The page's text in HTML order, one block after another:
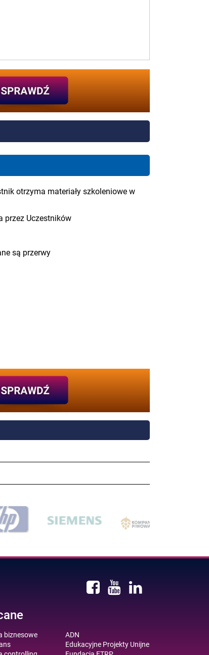
otrzyma materiały szkoleniowe w
przez Uczestników
są przerwy
biznesowe
ADN
Edukacyjne Projekty Unijne